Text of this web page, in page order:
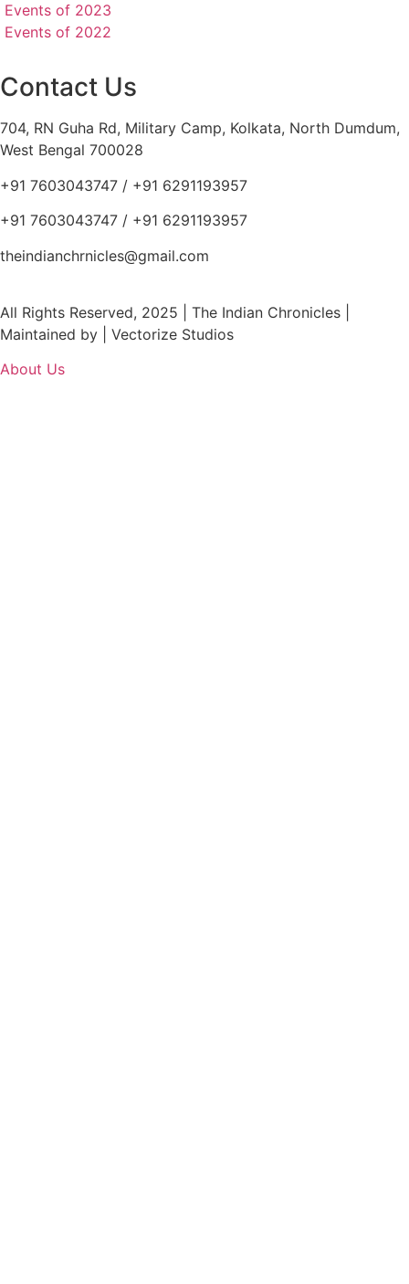
Events of 2023
Events of 2022
Contact Us
704, RN Guha Rd, Military Camp, Kolkata, North Dumdum,
West Bengal 700028
+91 7603043747 / +91 6291193957
+91 7603043747 / +91 6291193957
theindianchrnicles@gmail.com
All Rights Reserved, 2025 | The Indian Chronicles |
Maintained by | Vectorize Studios
About Us